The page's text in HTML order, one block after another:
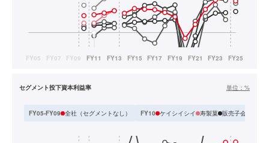
セグメント投下資本利益率 単位： %
FY05-FY09 全社（セグメントなし） FY10 ケイシイシイ 寿製菓 販売子会社（11